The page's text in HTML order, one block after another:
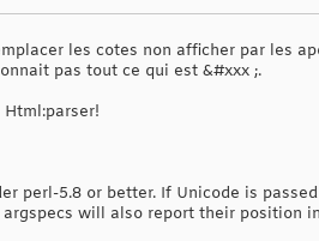
les cotes non afficher par les
pas tout ce qui est &#xxx ;.
perl-5.8 or better. If Unicode is
will also report their position